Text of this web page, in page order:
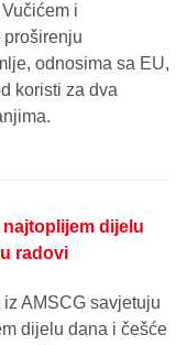
i
proširenju
odnosima sa EU,
koristi za dva
dijelu
radovi
AMSCG savjetuju
dijelu dana i češće